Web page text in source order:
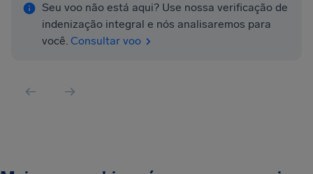
Seu voo não está aqui? Use nossa verificação de
indenização integral e nós analisaremos para
você. Consultar voo